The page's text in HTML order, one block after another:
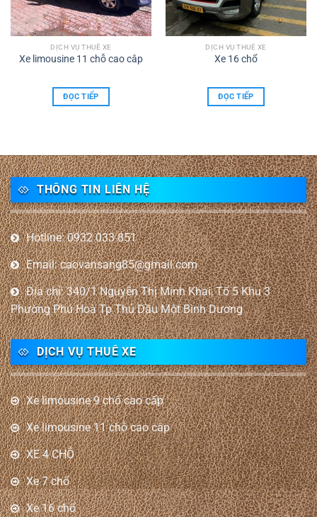
DỊCH VỤ THUÊ XE
Xe limousine 11 chỗ cao câp
ĐỌC TIẾP
DỊCH VỤ THUÊ XE
Xe 16 chổ
ĐỌC TIẾP
THÔNG TIN LIÊN HỆ
Hotline: 0932 033 851
Email: caovansang85@gmail.com
Địa chỉ: 340/1 Nguyễn Thị Minh Khai, Tổ 5 Khu 3
Phường Phú Hoà Tp Thủ Dầu Một Bình Dương
DỊCH VỤ THUÊ XE
Xe limousine 9 chổ cao cấp
Xe limousine 11 chỗ cao câp
XE 4 CHỖ
Xe 7 chổ
Xe 16 chổ